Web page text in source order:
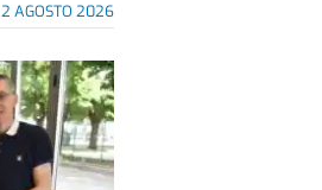
2 AGOSTO 2026